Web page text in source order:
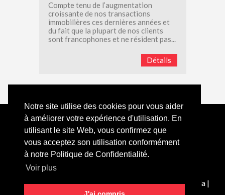
Notre site utilise des cookies pour vous aider
à améliorer votre expérience d'utilisation. En
utilisant le site Web, vous confirmez que
vous acceptez son utilisation conformément
à notre Politique de Confidentialité.
Voir plus
Compte tenu de l’augmentation
croissante de nos transactions
immobilières ces dernières années et
du fait que la plupart de nos clients
sont francophones et ne résident pas...
Détails
Tel:+351 289 079 376(appel vers ligne fixe nationale)
Email:villamarketportugal@gmail.com
VILLAMARKET - Mediação Imobiliária Unipessoal Lda |